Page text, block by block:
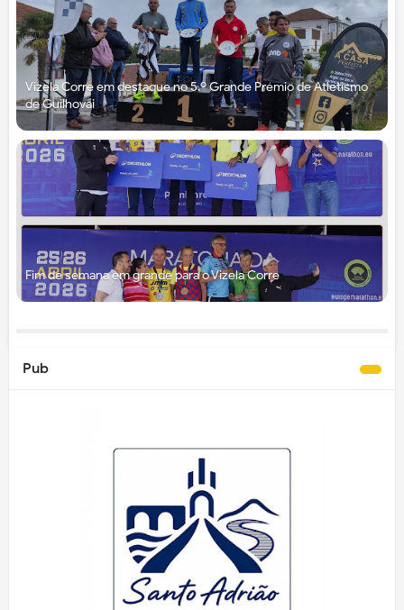
Vizela Corre em destaque no 5.º Grande Prémio de Atletismo
de Guilhovai
Fim de semana em grande para o Vizela Corre
Pub